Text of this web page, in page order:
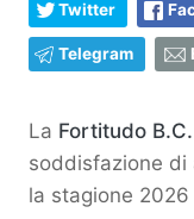
Twitter
Telegram
La Fortitudo
soddisfazione di
la stagione 2026